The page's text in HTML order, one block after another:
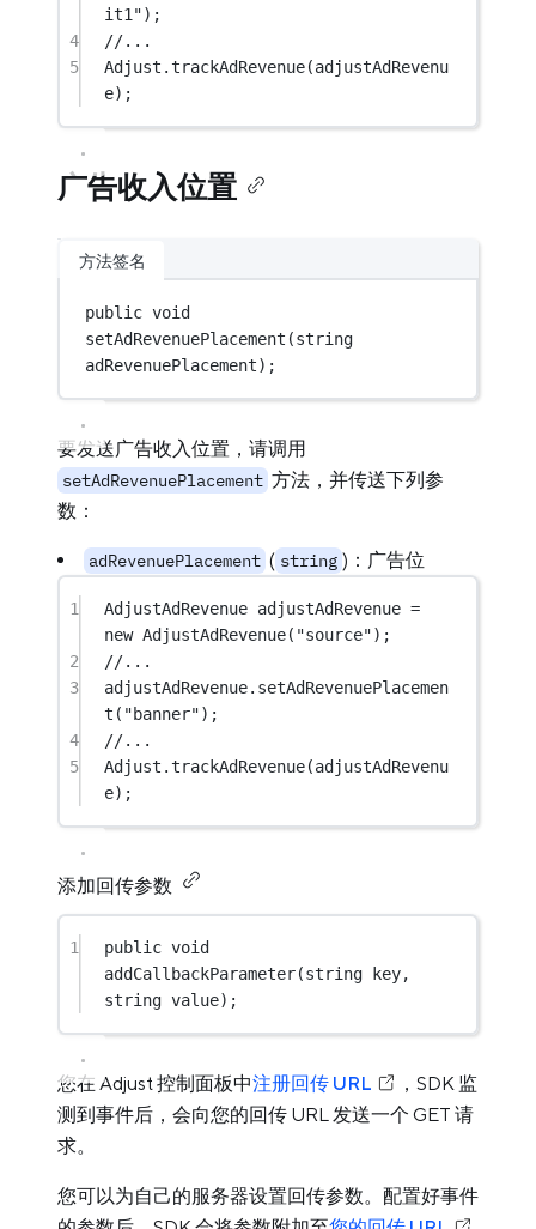
it1");
4
//...
5
Adjust.trackAdRevenue(adjustAdRevenu
e);
广告收入位置
方法签名
public void
setAdRevenuePlacement (string
adRevenuePlacement);
要发送广告收入位置，请调用
setAdRevenuePlacement 方法，并传送下列参
数：
adRevenuePlacement ( string )：广告位
1 AdjustAdRevenue adjustAdRevenue =
new AdjustAdRevenue( "source");
2
//...
3
adjustAdRevenue. setAdRevenuePlacemen
t ( "banner");
4
//...
5
Adjust.trackAdRevenue(adjustAdRevenu
e);
添加回传参数
1 public void
addCallbackParameter(string key
string value);
您在 Adjust 控制面板中注册回传 URL
，SDK 监
测到事件后，会向您的回传 URL 发送一个 GET 请
求。
您可以为自己的服务器设置回传参数。配置好事件